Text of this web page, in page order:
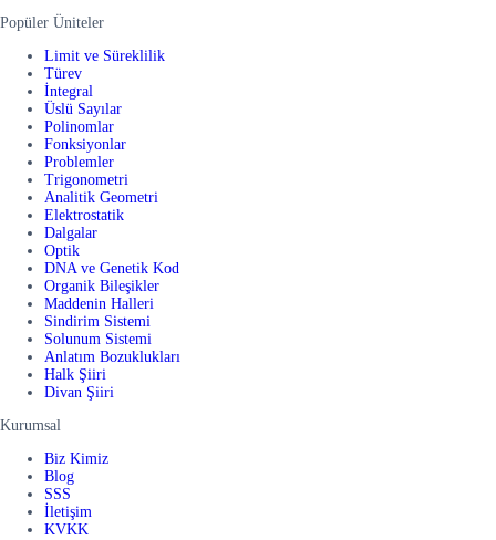
Popüler Üniteler
Limit ve Süreklilik
Türev
İntegral
Üslü Sayılar
Polinomlar
Fonksiyonlar
Problemler
Trigonometri
Analitik Geometri
Elektrostatik
Dalgalar
Optik
DNA ve Genetik Kod
Organik Bileşikler
Maddenin Halleri
Sindirim Sistemi
Solunum Sistemi
Anlatım Bozuklukları
Halk Şiiri
Divan Şiiri
Kurumsal
Biz Kimiz
Blog
SSS
İletişim
KVKK